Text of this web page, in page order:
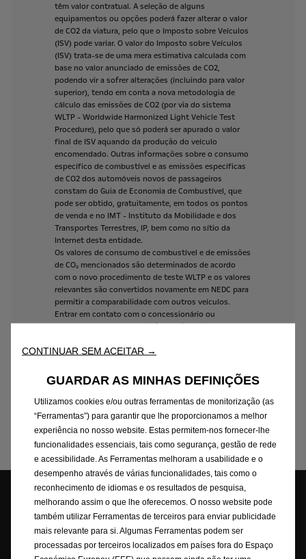
têm valor contratual. A seleção de alguns
equipamentos ou opções poderá fazer alterar o valor
de CO2 da viatura, pelo que o Imposto sobre Veículos
(ISV) pode variar. O valor do Imposto sobre Veículos
(ISV) trata-se de uma mera estimativa calculada com
base no valor anunciado de emissões de CO2,
podendo vir a sofrer alterações (incluindo para valor
superior), tendo em conta a nova metodologia de
cálculo das emissões de CO2 (por via do sistema
WLTP - Worldwide Harmonized Light Vehicle Test
Procedure), pelo que só poderá ser apurado o valor
final de ISV aquando da produção do veículo
encomendado. Outras informações sobre o consumo
específico de combustível e as emissões específicas
de CO2 dos automóveis novos de passageiros
constam do Guia de Economia de Combustível, que
pode ser obtido, gratuitamente, em todos os pontos
de venda e no IMT - Instituto da Mobilidade e dos
Transportes Terrestres, IP, bem como no sítio da
Internet desta entidade.
Os valores de consumo de combustível e de emissões
de CO₂ mencionados são determinados de acordo
com o novo procedimento de teste WLTP e os valores
relevantes são convertidos novamente em NEDC para
permitir a comparabilidade com outros veículos.
Entrar em contato com o concessionário ou
revendedor para obter as informações mais recentes.
específicas de uso e condução,
pneus. Para obter mais informações sobre o consumo
oficial de combustível e os valores de emissão de CO₂,
ler o documento "Guia de Economia de Combustível",
disponível em IMT IP - Instituto da Mobilidade e dos
Transportes,
Configurador
Procurar
Concessionário
Pesquisar stock
CONTINUAR SEM ACEITAR →
GUARDAR AS MINHAS DEFINIÇÕES
Utilizamos cookies e/ou outras ferramentas de monitorização (as
“Ferramentas”) para garantir que lhe proporcionamos a melhor
experiência no nosso website. Estas permitem-nos fornecer-lhe
funcionalidades essenciais, tais como segurança, gestão de rede
e acessibilidade. As Ferramentas melhoram a usabilidade e o
desempenho através de várias funcionalidades, tais como o
reconhecimento de idiomas e os resultados de pesquisa,
melhorando assim o que lhe oferecemos. O nosso website pode
também utilizar Ferramentas de terceiros para enviar publicidade
mais relevante para si. Algumas Ferramentas podem ser
processadas por terceiros localizados em países fora do Espaço